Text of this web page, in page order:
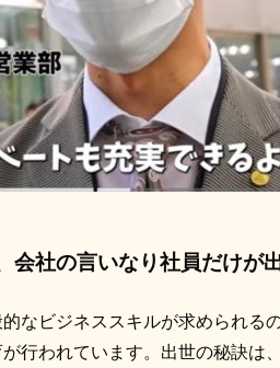
会社の言いなり社員だけが
なビジネススキルが求められる
行われています。出世の秘訣は